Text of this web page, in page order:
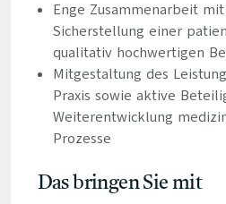
Enge Zusammenarbeit
Sicherstellung einer
qualitativ hochwertigen
Mitgestaltung des
Praxis sowie aktive
Weiterentwicklung
Prozesse
Das bringen Sie mit